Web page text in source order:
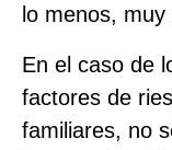
lo menos,
En el caso de
factores de
familiares, no